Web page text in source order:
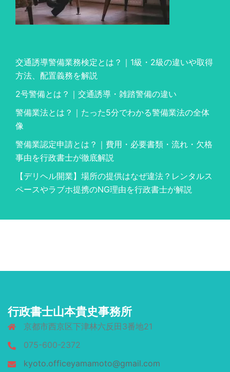
交通誘導警備業務検定とは？｜1級・2級の違いや取得
方法、配置義務を解説
2号警備とは？｜交通誘導・雑踏警備の違い
警備業法とは？｜たった5分でわかる警備業法の全体
像
警備業認定申請とは？｜費用・必要書類・流れ・欠格
事由を行政書士が徹底解説
【デリヘル開業】場所の提供はなぜ違法？レンタルス
ペースやラブホ提携のNG理由を行政書士が解説
行政書士山本貴史事務所
京都市西京区下津林六反田3番地21
075-600-2372
kyoto.officeyamamoto@gmail.com